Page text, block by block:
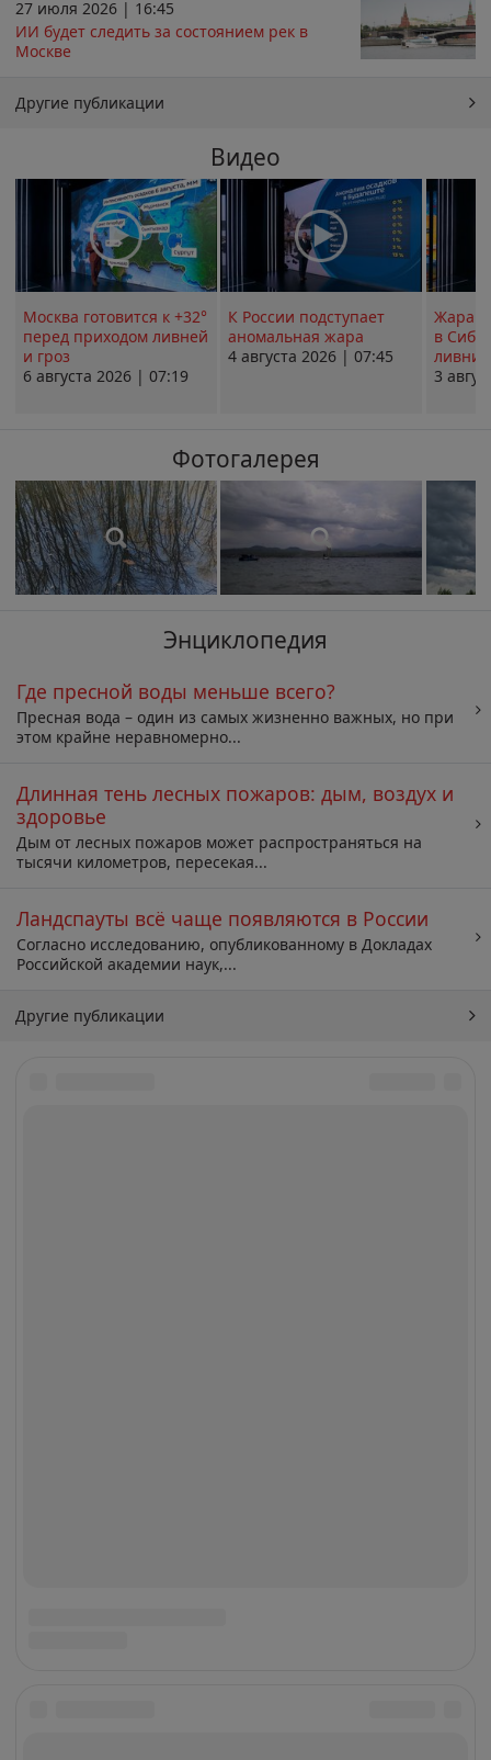
27 июля 2026 | 16:45
ИИ будет следить за состоянием рек в
Москве
Другие публикации
Видео
Москва готовится к +32°
перед приходом ливней
и гроз
6 августа 2026 | 07:19
К России подступает
аномальная жара
4 августа 2026 | 07:45
Жара в
в
ливни
3
Фотогалерея
Энциклопедия
Где пресной воды меньше всего?
Пресная вода – один из самых жизненно важных, но при
этом крайне неравномерно...
Длинная тень лесных пожаров: дым, воздух и
здоровье
Дым от лесных пожаров может распространяться на
тысячи километров, пересекая...
Ландспауты всё чаще появляются в России
Согласно исследованию, опубликованному в Докладах
Российской академии наук,...
Другие публикации